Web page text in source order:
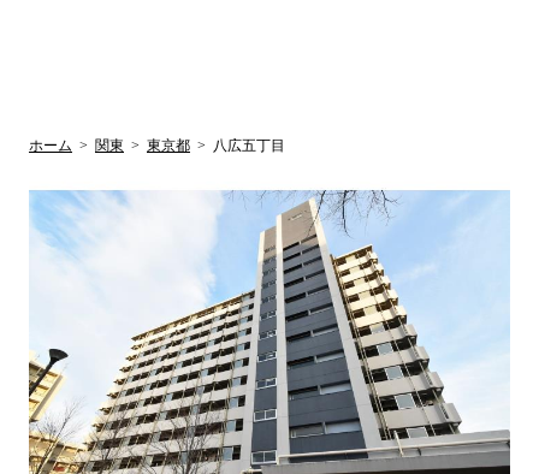
ホーム > 関東 > 東京都 > 八広五丁目